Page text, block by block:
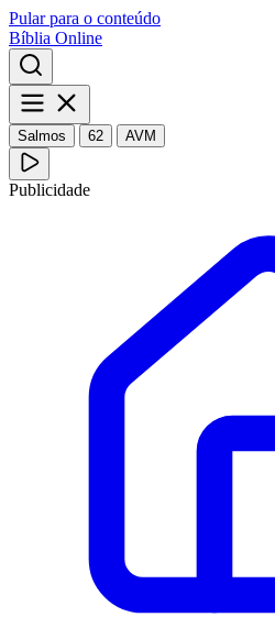
Pular para o conteúdo
Bíblia Online
Salmos 62 AVM
Publicidade